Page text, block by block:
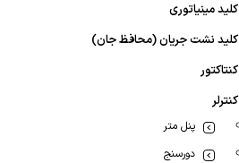
کلید مینیاتوری
کلید نشت جریان (محافظ جان)
کنتاکتور
کنترلر
پنل متر
دورسنج